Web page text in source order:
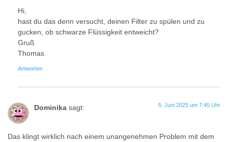
Hi,
hast du das denn versucht, deinen Filter zu spülen und zu
gucken, ob schwarze Flüssigkeit entweicht?
Gruß
Thomas
Antworten
Dominika sagt: 5. Juni 2025 um 7:45 Uhr
Das klingt wirklich nach einem unangenehmen Problem mit dem